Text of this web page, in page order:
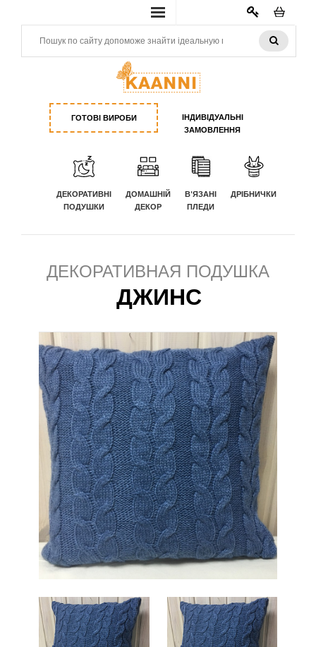
КАБИНЕТ
ГОТОВІ ВИРОБИ
ІНДИВІДУАЛЬНІ
ЗАМОВЛЕННЯ
ДЕКОРАТИВНІ
ПОДУШКИ
ДОМАШНІЙ
ДЕКОР
В'ЯЗАНІ
ПЛЕДИ
ДРІБНИЧКИ
ДЕКОРАТИВНАЯ ПОДУШКА
ДЖИНС